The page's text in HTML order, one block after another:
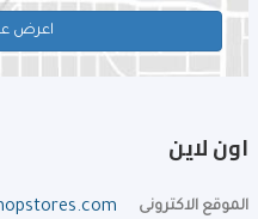
اعرض
اون لاين
الموقع الاكترونى